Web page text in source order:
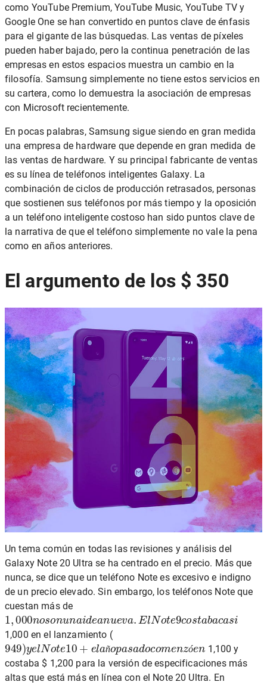
como YouTube Premium, YouTube Music, YouTube TV y
Google One se han convertido en puntos clave de énfasis
para el gigante de las búsquedas. Las ventas de píxeles
pueden haber bajado, pero la continua penetración de las
empresas en estos espacios muestra un cambio en la
filosofía. Samsung simplemente no tiene estos servicios en
su cartera, como lo demuestra la asociación de empresas
con Microsoft recientemente.
En pocas palabras, Samsung sigue siendo en gran medida
una empresa de hardware que depende en gran medida de
las ventas de hardware. Y su principal fabricante de ventas
es su línea de teléfonos inteligentes Galaxy. La
combinación de ciclos de producción retrasados, personas
que sostienen sus teléfonos por más tiempo y la oposición
a un teléfono inteligente costoso han sido puntos clave de
la narrativa de que el teléfono simplemente no vale la pena
como en años anteriores.
El argumento de los $ 350
Un tema común en todas las revisiones y análisis del
Galaxy Note 20 Ultra se ha centrado en el precio. Más que
nunca, se dice que un teléfono Note es excesivo e indigno
de un precio elevado. Sin embargo, los teléfonos Note que
cuestan más de
1,000n osonun i d ElNo e 9c t b s
1,000 en el lanzamiento (
ñ ó
949) yelN ote10+elañ o d z n
1,100 y
costaba $ 1,200 para la versión de especificaciones más
altas que está más en línea con el Note 20 Ultra. En